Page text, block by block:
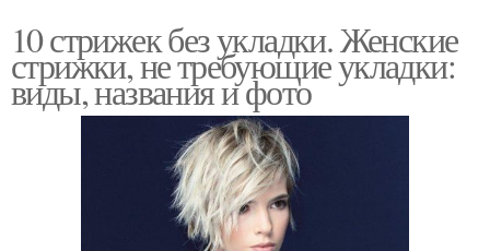
10 стрижек без укладки. Женские
стрижки, не требующие укладки:
виды, названия и фото